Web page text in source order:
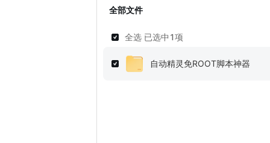
全部文件
全选 已选中 1项
自动精灵免ROOT脚本神器